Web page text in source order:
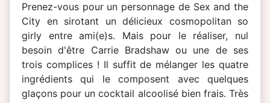
Prenez-vous pour un personnage de Sex and the
City en sirotant un délicieux cosmopolitan so
girly entre ami(e)s. Mais pour le réaliser, nul
besoin d'être Carrie Bradshaw ou une de ses
trois complices ! Il suffit de mélanger les quatre
ingrédients qui le composent avec quelques
glaçons pour un cocktail alcoolisé bien frais. Très